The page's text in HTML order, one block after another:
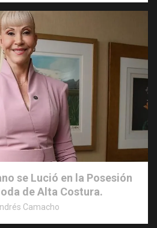
se Lució en la Posesión
de Alta Costura.
Camacho